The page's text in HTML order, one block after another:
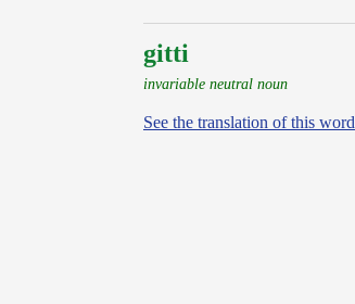
gitti
invariable neutral noun
See the translation of this word